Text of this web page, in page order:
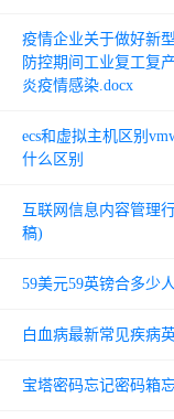
疫情企业关于做好新
防控期间工业复工复
炎疫情感染.docx
ecs和虚拟主机区别
什么区别
互联网信息内容管理
稿)
59美元59英镑合多少
白血病最新常见疾病
宝塔密码忘记密码箱